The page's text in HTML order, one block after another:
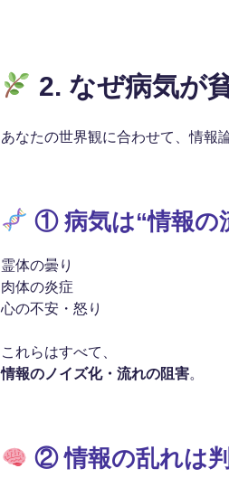
2. なぜ病気が
あなたの世界観に合わせて、情報
① 病気は“情報の
霊体の曇り
肉体の炎症
心の不安・怒り
これらはすべて、
情報のノイズ化・流れの阻害。
② 情報の乱れは